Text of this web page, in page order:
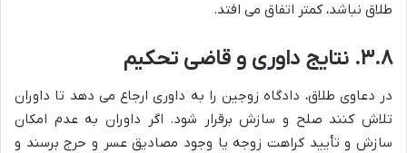
طلاق نباشد، کمتر اتفاق می افتد.
۳.۸. نتایج داوری و قاضی تحکیم
در دعاوی طلاق، دادگاه زوجین را به داوری ارجاع می دهد تا داوران
تلاش کنند صلح و سازش برقرار شود. اگر داوران به عدم امکان
سازش و تأیید کراهت زوجه یا وجود مصادیق عسر و حرج برسند و